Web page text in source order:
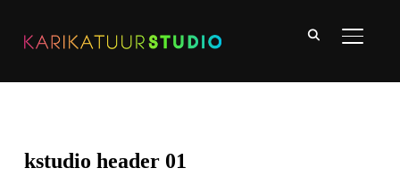
kstudio header 01